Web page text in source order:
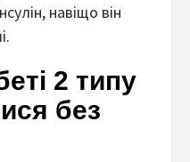
навіщо він
2 типу
без